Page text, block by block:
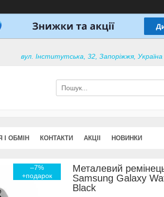
вул. Інститутська, 32, Запоріжжя, Україна
І ОБМІН КОНТАКТИ АКЦІІ НОВИНКИ
–7%
Металевий
Samsung Galaxy
Black